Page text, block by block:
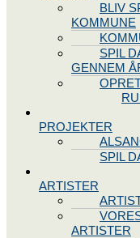
BLIV
KOMMUNE
SPIL
GENNEM
PROJEKTER
SPIL
ARTISTER
ARTISTER